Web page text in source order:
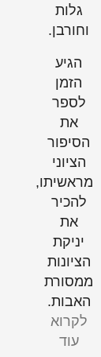
גלות
וחורבן.
הגיע
הזמן
לספר
את
הסיפור
הציוני
להכיר
את
יניקת
הציונות
האבות.
לקרוא
עוד